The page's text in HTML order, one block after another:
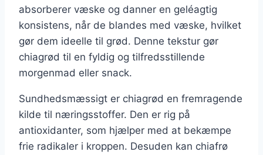
absorberer væske og danner en geléagtig
konsistens, når de blandes med væske, hvilket
gør dem ideelle til grød. Denne tekstur gør
chiagrød til en fyldig og tilfredsstillende
morgenmad eller snack.
Sundhedsmæssigt er chiagrød en fremragende
kilde til næringsstoffer. Den er rig på
antioxidanter, som hjælper med at bekæmpe
frie radikaler i kroppen. Desuden kan chiafrø